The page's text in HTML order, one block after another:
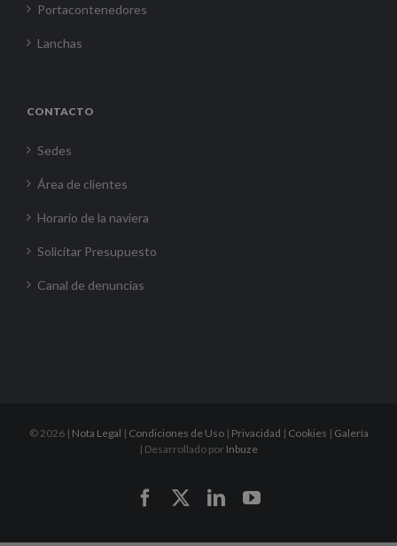
Portacontenedores
Lanchas
CONTACTO
Sedes
Área de clientes
Horario de la naviera
Solicitar Presupuesto
Canal de denuncias
©2026 | Nota Legal | Condiciones de Uso| Privacidad | Cookies | Galería
| Desarrollado por Inbuze
FacebookLinkedInYouTube